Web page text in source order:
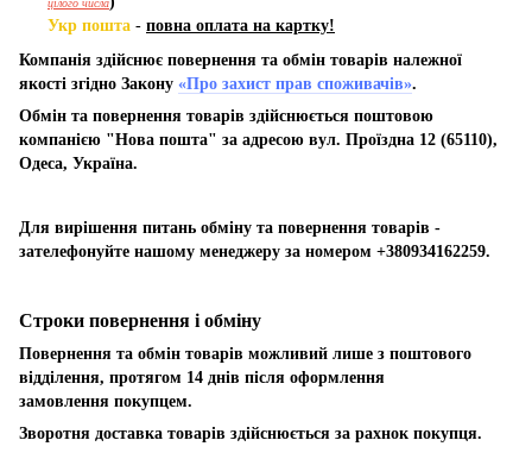
цілого числа
Укр пошта - повна оплата на картку!
Компанія здійснює повернення та обмін товарів належної
якості згідно Закону «Про захист прав споживачів».
Обмін та повернення товарів здійснюється поштовою
компанією "Нова пошта" за адресою вул. Проїздна 12 (65110),
Одеса, Україна.
Для вирішення питань обміну та повернення товарів -
зателефонуйте нашому менеджеру за номером +380934162259.
Строки повернення і обміну
Повернення та обмін товарів можливий лише з поштового
відділення, протягом 14 днів після оформлення
замовлення покупцем.
Зворотня доставка товарів здійснюється за рахнок покупця.